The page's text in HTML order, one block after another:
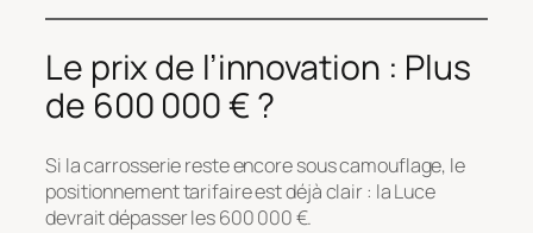
Le prix de l’innovation : Plus
de 600 000 € ?
Si la carrosserie reste encore sous camouflage, le
positionnement tarifaire est déjà clair : la Luce
devrait dépasser les 600 000 €.